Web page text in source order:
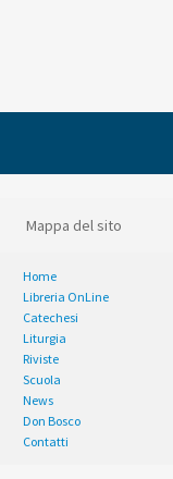
Mappa del sito
Home
Libreria OnLine
Catechesi
Liturgia
Riviste
Scuola
News
Don Bosco
Contatti